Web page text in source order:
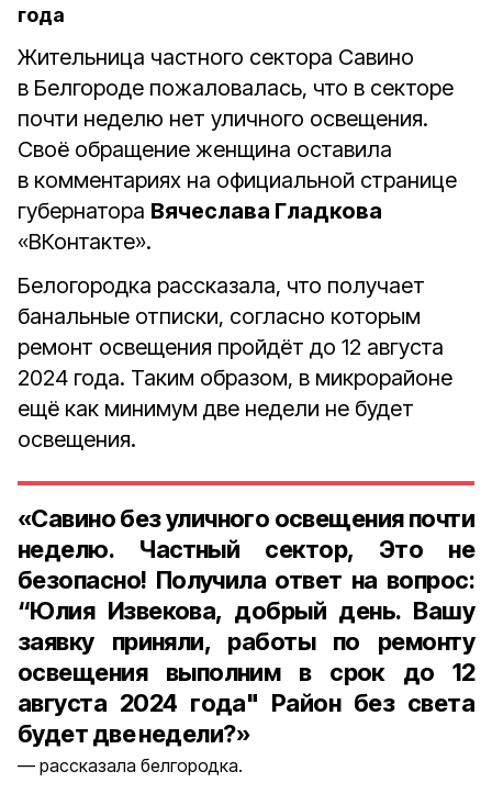
года
Жительница частного сектора Савино
в Белгороде пожаловалась, что в секторе
почти неделю нет уличного освещения.
Своё обращение женщина оставила
в комментариях на официальной странице
губернатора Вячеслава Гладкова
«ВКонтакте».
Белогородка рассказала, что получает
банальные отписки, согласно которым
ремонт освещения пройдёт до 12 августа
2024 года. Таким образом, в микрорайоне
ещё как минимум две недели не будет
освещения.
«Савино без уличного освещения почти
неделю. Частный сектор, Это не
безопасно! Получила ответ на вопрос:
“Юлия Извекова, добрый день. Вашу
заявку приняли, работы по ремонту
освещения выполним в срок до 12
августа 2024 года" Район без света
будет две недели?»
рассказала белгородка.